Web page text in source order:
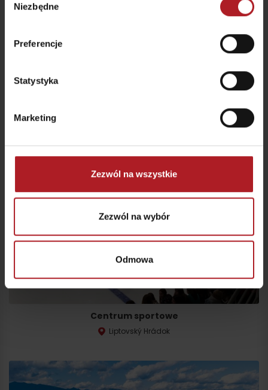
zgody
Niezbędne
Preferencje
Statystyka
Marketing
Zezwól na wszystkie
Zezwól na wybór
Odmowa
Centrum sportowe
Liptovský Hrádok